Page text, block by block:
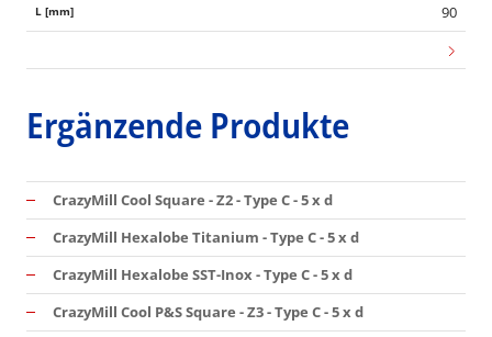
90
Ergänzende Produkte
CrazyMill Cool Square - Z2 - Type C - 5 x d
CrazyMill Hexalobe Titanium - Type C - 5 x d
CrazyMill Hexalobe SST-Inox - Type C - 5 x d
CrazyMill Cool P&S Square - Z3 - Type C - 5 x d